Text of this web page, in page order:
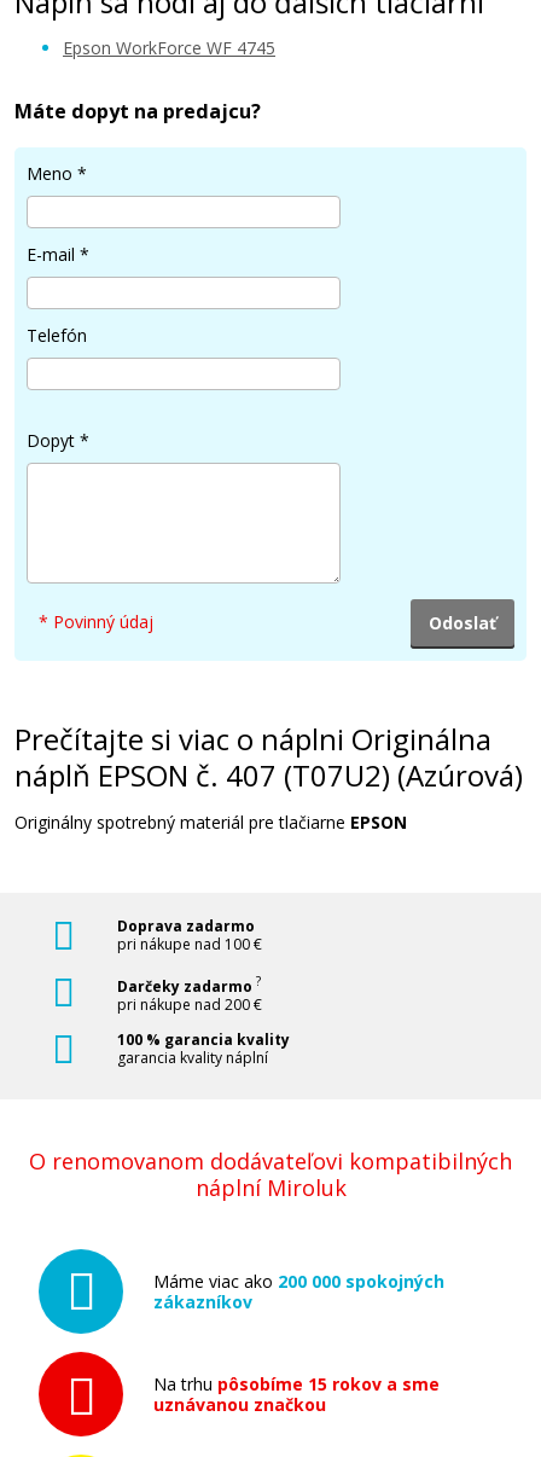
24,90 €
Kompatibilná náplň s EPSON č. 407
28,90 €
Originálna náplň EPSON č. 407 (T07U3)
(Purpurová)
37,90 €
Pridať do košíka
Originálna náplň EPSON č. 407 (T07U4)
(Žltá)
Epson WorkForce WF 4745
Máte dopyt na predajcu?
Meno *
E-mail *
Telefón
Dopyt *
* Povinný údaj
Prečítajte si viac o náplni Originálna
náplň EPSON č. 407 (T07U2) (Azúrová)
Originálny spotrebný materiál pre tlačiarne EPSON
Doprava zadarmo
pri nákupe nad 100 €
Darčeky zadarmo ?
pri nákupe nad 200 €
100 % garancia kvality
garancia kvality náplní
O renomovanom dodávateľovi kompatibilných
náplní Miroluk
Máme viac ako 200 000 spokojných
zákazníkov
Na trhu pôsobíme 15 rokov a sme
uznávanou značkou